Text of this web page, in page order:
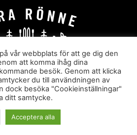
MIG
JOBBA MED MIG
KATEGORIER
om frihet, upplevelser och
vår webbplats för att ge dig den
att komma ihåg dina
besök. Genom att klicka
du till användningen av
dock besöka "Cookieinställningar"
ditt samtycke.
Acceptera alla